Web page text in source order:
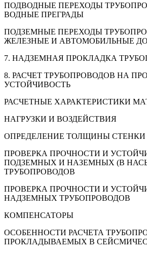
ПОДВОДНЫЕ ПЕРЕХОДЫ
ВОДНЫЕ ПРЕГРАДЫ
ПОДЗЕМНЫЕ ПЕРЕХОДЫ
ЖЕЛЕЗНЫЕ И АВТОМОБИЛЬНЫЕ
7. НАДЗЕМНАЯ ПРОКЛАДКА
8. РАСЧЕТ ТРУБОПРОВОДОВ НА
УСТОЙЧИВОСТЬ
РАСЧЕТНЫЕ ХАРАКТЕРИСТИКИ
НАГРУЗКИ И ВОЗДЕЙСТВИЯ
ОПРЕДЕЛЕНИЕ ТОЛЩИНЫ СТЕНКИ
ПРОВЕРКА ПРОЧНОСТИ И
ПОДЗЕМНЫХ И НАЗЕМНЫХ (В
ТРУБОПРОВОДОВ
ПРОВЕРКА ПРОЧНОСТИ И
НАДЗЕМНЫХ ТРУБОПРОВОДОВ
КОМПЕНСАТОРЫ
ОСОБЕННОСТИ РАСЧЕТА
ПРОКЛАДЫВАЕМЫХ В